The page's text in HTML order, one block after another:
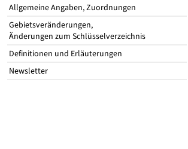
Allgemeine Angaben, Zuordnungen
Gebietsveränderungen,
Änderungen zum Schlüsselverzeichnis
Definitionen und Erläuterungen
Newsletter